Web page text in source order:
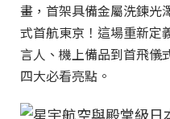
畫，首架具備金屬洗鍊光
式首航東京！這場重新定
言人、機上備品到首飛儀
四大必看亮點。